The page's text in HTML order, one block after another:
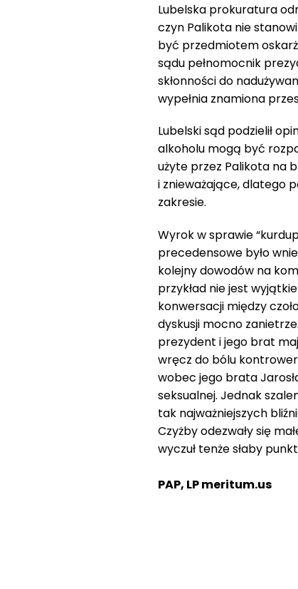
Lubelska prokuratura
czyn Palikota nie
być przedmiotem
sądu pełnomocnik
skłonności do
wypełnia znamiona
Lubelski sąd podzielił
alkoholu mogą być
użyte przez Palikota na
i znieważające, dlatego
zakresie.
Wyrok w sprawie
precedensowe było
kolejny dowodów na
przykład nie jest
konwersacji między
dyskusji mocno
prezydent i jego brat
wręcz do bólu
wobec jego brata
seksualnej. Jednak
tak najważniejszych
Czyżby odezwały się
wyczuł tenże słaby
PAP, LP meritum.us